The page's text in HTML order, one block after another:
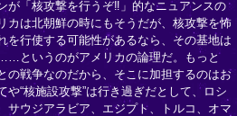
が「核攻撃を行うぞ‼」的なニュアンスの
カは北朝鮮の時にもそうだが、核攻撃を怖
を行使する可能性があるなら、その基地は
というのがアメリカの論理だ。もっと
の戦争なのだから、そこに加担するのはお
“核施設攻撃”は行き過ぎだとして、ロシ
サウジアラビア、エジプト、トルコ、オマ